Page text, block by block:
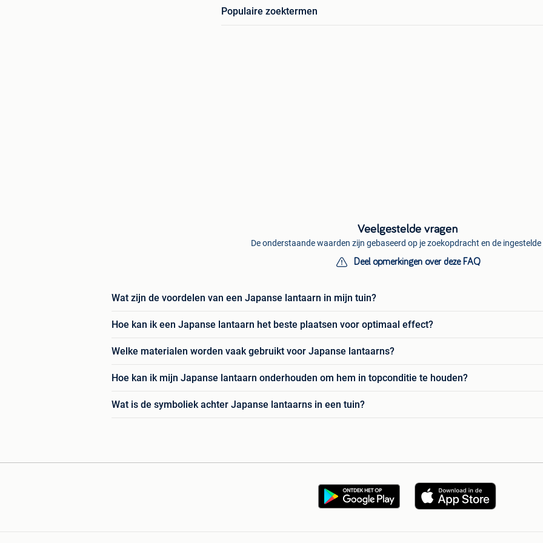
Populaire zoektermen
Veelgestelde vragen
De onderstaande waarden zijn gebaseerd op je zoekopdracht en de
Deel opmerkingen over deze FAQ
Wat zijn de voordelen van een Japanse lantaarn in mijn tuin?
Hoe kan ik een Japanse lantaarn het beste plaatsen voor optimaal effect?
Welke materialen worden vaak gebruikt voor Japanse lantaarns?
Hoe kan ik mijn Japanse lantaarn onderhouden om hem in topconditie te houden?
Wat is de symboliek achter Japanse lantaarns in een tuin?